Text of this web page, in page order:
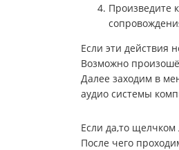
Произведите
Если эти действия
Возможно
Далее заходим в
аудио системы
Если да,то
После чего